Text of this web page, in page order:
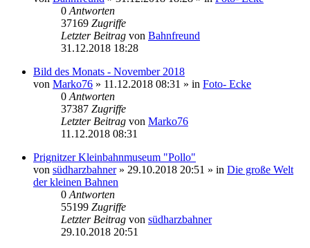
0 Antworten
37169 Zugriffe
Letzter Beitrag von Bahnfreund
31.12.2018 18:28
Bild des Monats - November 2018
von Marko76 » 11.12.2018 08:31 » in Foto- Ecke
0 Antworten
37387 Zugriffe
Letzter Beitrag von Marko76
11.12.2018 08:31
Prignitzer Kleinbahnmuseum "Pollo"
von südharzbahner» 29.10.2018 20:51 » in Die große Welt
der kleinen Bahnen
0 Antworten
55199 Zugriffe
Letzter Beitrag von südharzbahner
29.10.2018 20:51